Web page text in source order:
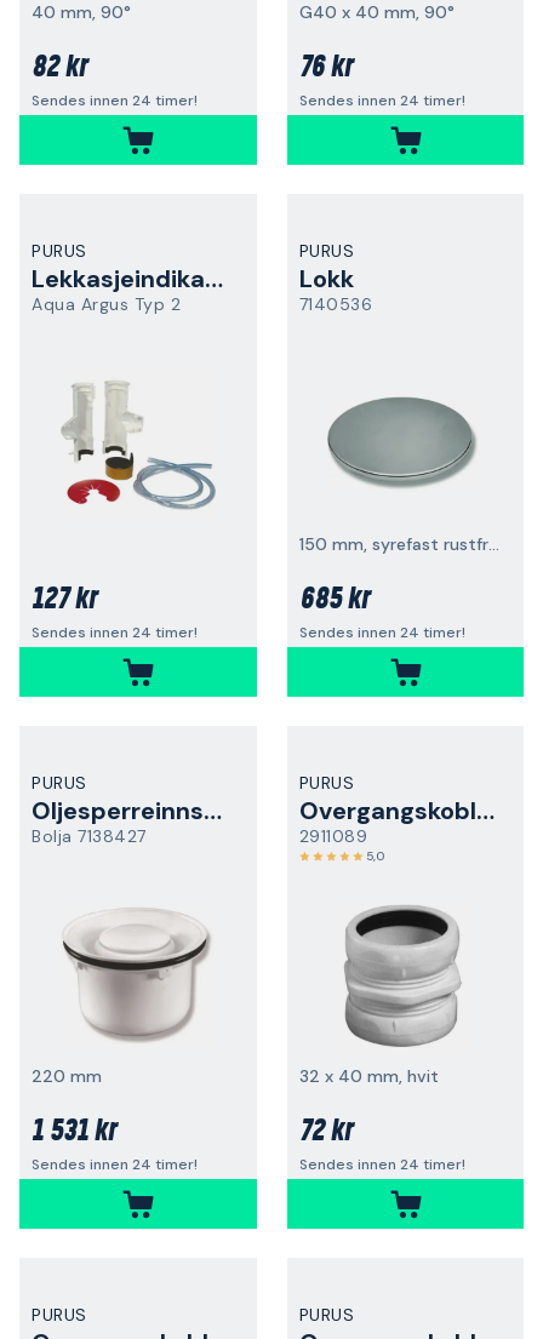
40 mm, 90°
82 kr
Sendes innen 24 timer!
G40 x 40 mm, 90°
76 kr
Sendes innen 24 timer!
PURUS
Lekkasjeindikator
Aqua Argus Typ 2
127 kr
Sendes innen 24 timer!
PURUS
Lokk
7140536
150 mm, syrefast rustfritt stål
685 kr
Sendes innen 24 timer!
PURUS
Oljesperreinnsats
Bolja 7138427
220 mm
1 531 kr
Sendes innen 24 timer!
PURUS
Overgangskobling
2911089
5,0
32 x 40 mm, hvit
72 kr
Sendes innen 24 timer!
PURUS PURUS